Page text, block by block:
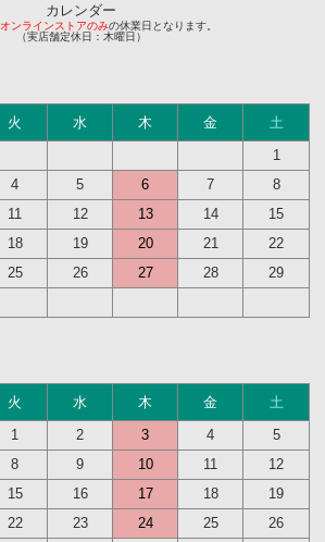
カレンダー
オンラインストアのみの休業日となります。
（実店舗定休日：木曜日）
火 水 木 金
土
1
4 5 6 7
8
11 12 13 14
15
18 19 20 21
22
25 26 27 28
29
火 水 木 金
土
1
2 3 4
5
8 9 10 11
12
15 16 17 18
19
22 23 24 25
26